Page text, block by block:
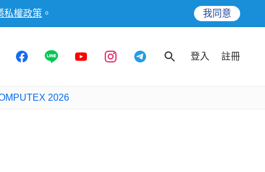
私權政策 。 我同意
登入 註冊
2026